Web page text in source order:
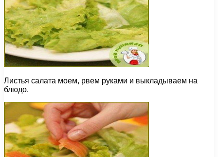
Листья салата моем, рвем руками и выкладываем на
блюдо.